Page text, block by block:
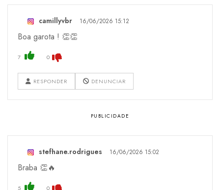
camillyvbr 16/06/2026 15:12
Boa garota ! 👏👏
7 0
RESPONDER DENUNCIAR
stefhane.rodrigues 16/06/2026 15:02
Braba 👏🔥
5 0